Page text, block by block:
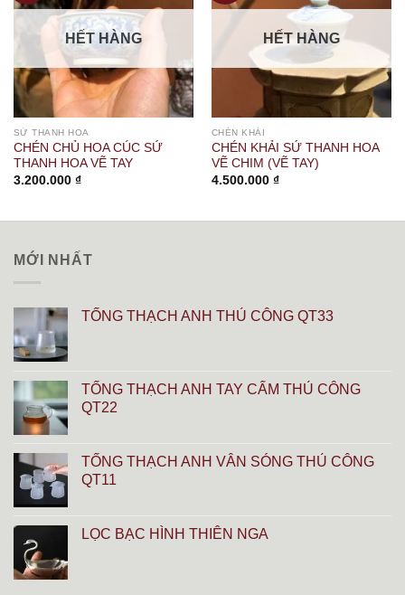
HẾT HÀNG
SỨ THANH HOA
CHÉN CHỦ HOA CÚC SỨ
THANH HOA VẼ TAY
3.200.000 ₫
HẾT HÀNG
CHÉN KHẢI
CHÉN KHẢI SỨ THANH HOA
VẼ CHIM (VẼ TAY)
4.500.000 ₫
MỚI NHẤT
TỐNG THẠCH ANH THỦ CÔNG QT33
TỐNG THẠCH ANH TAY CẨM THỦ CÔNG
QT22
TỐNG THẠCH ANH VÂN SÓNG THỦ CÔNG
QT11
LỌC BẠC HÌNH THIÊN NGA